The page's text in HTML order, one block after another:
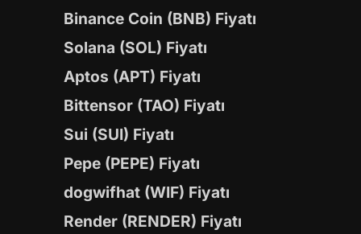
Binance Coin (BNB) Fiyatı
Solana (SOL) Fiyatı
Aptos (APT) Fiyatı
Bittensor (TAO) Fiyatı
Sui (SUI) Fiyatı
Pepe (PEPE) Fiyatı
dogwifhat (WIF) Fiyatı
Render (RENDER) Fiyatı